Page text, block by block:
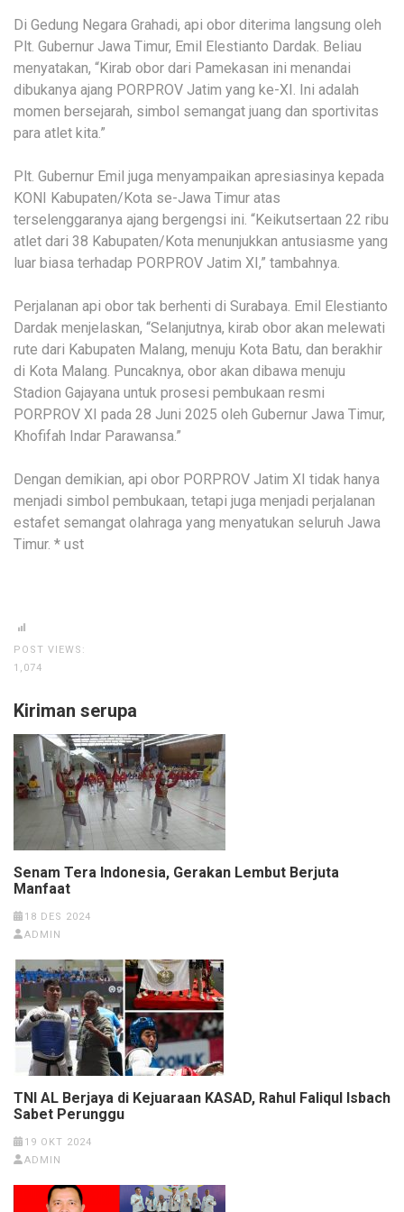
Di Gedung Negara Grahadi, api obor diterima langsung oleh
Plt. Gubernur Jawa Timur, Emil Elestianto Dardak. Beliau
menyatakan, “Kirab obor dari Pamekasan ini menandai
dibukanya ajang PORPROV Jatim yang ke-XI. Ini adalah
momen bersejarah, simbol semangat juang dan sportivitas
para atlet kita.”
Plt. Gubernur Emil juga menyampaikan apresiasinya kepada
KONI Kabupaten/Kota se-Jawa Timur atas
terselenggaranya ajang bergengsi ini. “Keikutsertaan 22 ribu
atlet dari 38 Kabupaten/Kota menunjukkan antusiasme yang
luar biasa terhadap PORPROV Jatim XI,” tambahnya.
Perjalanan api obor tak berhenti di Surabaya. Emil Elestianto
Dardak menjelaskan, “Selanjutnya, kirab obor akan melewati
rute dari Kabupaten Malang, menuju Kota Batu, dan berakhir
di Kota Malang. Puncaknya, obor akan dibawa menuju
Stadion Gajayana untuk prosesi pembukaan resmi
PORPROV XI pada 28 Juni 2025 oleh Gubernur Jawa Timur,
Khofifah Indar Parawansa.”
Dengan demikian, api obor PORPROV Jatim XI tidak hanya
menjadi simbol pembukaan, tetapi juga menjadi perjalanan
estafet semangat olahraga yang menyatukan seluruh Jawa
Timur. * ust
POST VIEWS:
1,074
Kiriman serupa
Senam Tera Indonesia, Gerakan Lembut Berjuta
Manfaat
18 DES 2024
ADMIN
TNI AL Berjaya di Kejuaraan KASAD, Rahul Faliqul Isbach
Sabet Perunggu
19 OKT 2024
ADMIN